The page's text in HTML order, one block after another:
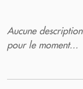
Aucune
pour le moment...